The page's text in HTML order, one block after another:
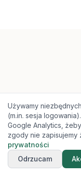
Używamy
(m.in. sesja
Google Analytics,
zgody nie zapisujemy
prywatności
Odrzucam